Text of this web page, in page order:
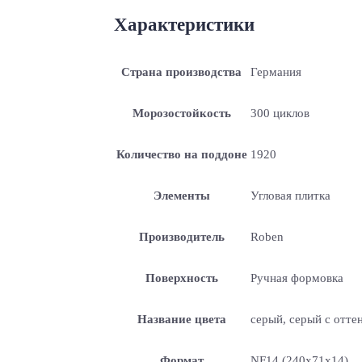
Характеристики
Страна производства Германия
Морозостойкость 300 циклов
Количество на поддоне 1920
Элементы Угловая плитка
Производитель Roben
Поверхность Ручная формовка
Название цвета серый, серый с